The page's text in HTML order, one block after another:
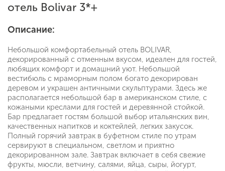
отель Bolivar 3*+
Описание:
Небольшой комфортабельный отель BOLIVAR,
декорированный с отменным вкусом, идеален для гостей,
любящих комфорт и домашний уют. Небольшой
вестибюль с мраморным полом богато декорирован
деревом и украшен античными скульптурами. Здесь же
располагается небольшой бар в американском стиле, с
кожаными креслами для гостей и деревянной стойкой.
Бар предлагает гостям большой выбор итальянских вин,
качественных напитков и коктейлей, легких закусок.
Полный горячий завтрак в буфетном стиле по утрам
сервируют в специальном, светлом и приятно
декорированном зале. Завтрак включает в себя свежие
фрукты, мюсли, ветчину, салями, яйца, сыры, йогурт,